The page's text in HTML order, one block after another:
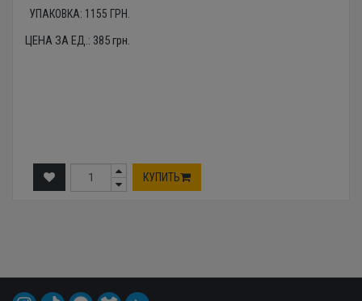
УПАКОВКА: 1155 ГРН.
ЦЕНА ЗА ЕД.: 385грн.
КУПИТЬ